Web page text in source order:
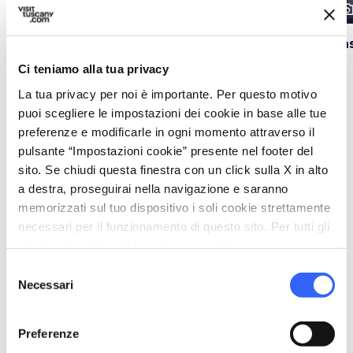
Ci teniamo alla tua privacy
La tua privacy per noi è importante. Per questo motivo
puoi scegliere le impostazioni dei cookie in base alle tue
preferenze e modificarle in ogni momento attraverso il
pulsante “Impostazioni cookie” presente nel footer del
sito. Se chiudi questa finestra con un click sulla X in alto
a destra, proseguirai nella navigazione e saranno
memorizzati sul tuo dispositivo i soli cookie strettamente
necessari per il funzionamento di questo sito. Per tutti gli
delNecessari
Preferenze
photo_camera Attrazioni
Pancrazio
Eventi map
I giorni del Vino
favorite_border
Valdambra da vivere